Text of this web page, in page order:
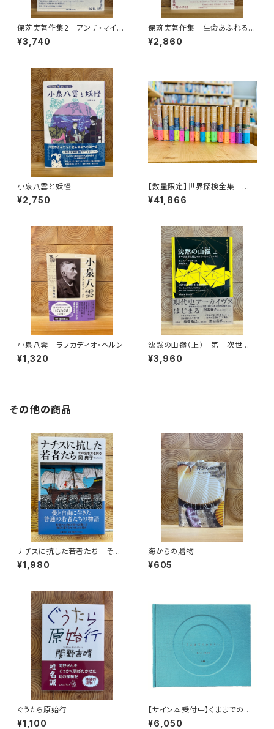
保苅実著作集2 アンチ・マイノ
リティ・ヒストリー
¥3,740
保苅実著作集 生命あふれる大
地
¥2,860
小泉八雲と妖怪
¥2,750
【数量限定】世界探検全集 全1
6巻＋全巻購入特典「第17巻（非
売品）」【当店限定】
¥41,866
小泉八雲 ラフカディオ・ヘルン
¥1,320
沈黙の山嶺（上） 第一次世界
大戦とマロリーのエヴェレスト
¥3,960
その他の商品
ナチスに抗した若者たち その
生き方を問う
¥1,980
海からの贈物
¥605
ぐうたら原始行
¥1,100
【サイン本受付中】くままでのお
さらい〈特装新版〉
¥6,050